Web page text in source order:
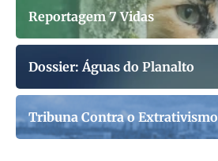
Reportagem 7 Vidas
Dossier: Águas do Planalto
Tribuna Contra o Extrativismo